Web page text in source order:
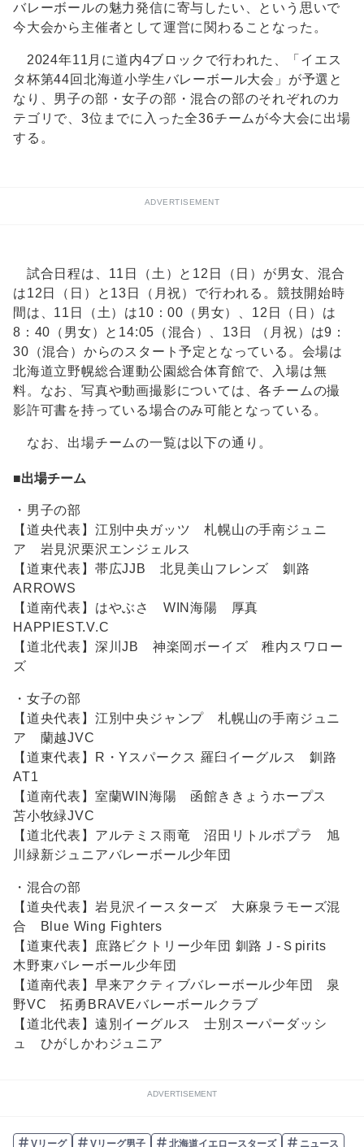
バレーボールの魅力発信に寄与したい、という思いで
今大会から主催者として運営に関わることなった。
2024年11月に道内4ブロックで行われた、「イエス
タ杯第44回北海道小学生バレーボール大会」が予選と
なり、男子の部・女子の部・混合の部のそれぞれのカ
テゴリで、3位までに入った全36チームが今大会に出場
する。
ADVERTISEMENT
試合日程は、11日（土）と12日（日）が男女、混合
は12日（日）と13日（月祝）で行われる。競技開始時
間は、11日（土）は10：00（男女）、12日（日）は
8：40（男女）と14:05（混合）、13日 （月祝）は9：
30（混合）からのスタート予定となっている。会場は
北海道立野幌総合運動公園総合体育館で、入場は無
料。なお、写真や動画撮影については、各チームの撮
影許可書を持っている場合のみ可能となっている。
なお、出場チームの一覧は以下の通り。
■出場チーム
・男子の部
【道央代表】江別中央ガッツ 札幌山の手南ジュニ
ア 岩見沢栗沢エンジェルス
【道東代表】帯広JJB 北見美山フレンズ 釧路
ARROWS
【道南代表】はやぶさ WIN海陽 厚真
HAPPIEST.V.C
【道北代表】深川JB 神楽岡ボーイズ 稚内スワロー
ズ
・女子の部
【道央代表】江別中央ジャンプ 札幌山の手南ジュニ
ア 蘭越JVC
【道東代表】R・Yスパークス 羅臼イーグルス 釧路
AT1
【道南代表】室蘭WIN海陽 函館ききょうホープス
苫小牧緑JVC
【道北代表】アルテミス雨竜 沼田リトルポプラ 旭
川緑新ジュニアバレーボール少年団
・混合の部
【道央代表】岩見沢イースターズ 大麻泉ラモーズ混
合 Blue Wing Fighters
【道東代表】庶路ビクトリー少年団 釧路Ｊ-Ｓpirits
木野東バレーボール少年団
【道南代表】早来アクティブバレーボール少年団 泉
野VC 拓勇BRAVEバレーボールクラブ
【道北代表】遠別イーグルス 士別スーパーダッシ
ュ ひがしかわジュニア
ADVERTISEMENT
Vリーグ Vリーグ男子 北海道イエロースターズ ニュース